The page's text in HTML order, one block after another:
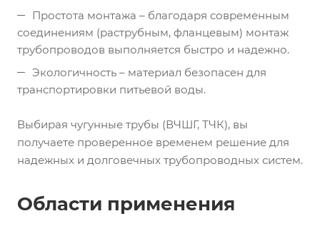
Простота монтажа – благодаря современным
соединениям (раструбным, фланцевым) монтаж
трубопроводов выполняется быстро и надежно.
Экологичность – материал безопасен для
транспортировки питьевой воды.
Выбирая чугунные трубы (ВЧШГ, ТЧК), вы
получаете проверенное временем решение для
надежных и долговечных трубопроводных систем.
Области применения